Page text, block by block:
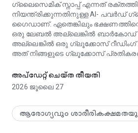
ഗ്ലൈസെമിക് സ്നാപ്പ് എന്നത്
നിയന്ത്രിക്കുന്നതിനുള്ള AI- പവർഡ്
ഗൈഡാണ്. ഏതെങ്കിലും
ഒരു ലേബൽ അല്ലെങ്കിൽ ബാർകോഡ്
അല്ലെങ്കിൽ ഒരു ഗ്ലൂക്കോസ്
അത് നിങ്ങളുടെ ഗ്ലൂക്കോസ്
▶ ദൈനംദിന ഗ്ലൈസെമിക് ഡയറി
ഓരോ ഭക്ഷണവും ഒരിടത്ത് ലോഗ്
ഗ്ലൈസെമിക് ലോഡ്, ശരാശരി GI,
കാർബോഹൈഡ്രേറ്റ്സ്, ഫൈബർ,
അപ്‌ഡേറ്റ് ചെയ്ത തീയതി
2026 ജൂലൈ 27
ആരോഗ്യവും